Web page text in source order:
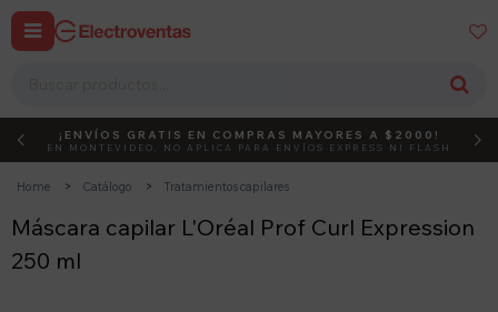
 
DEBUT ACTIVÁ EL CÓDIGO
¡ENVÍOS GRATIS EN COMPRAS MAYORES A $2000!
EN MONTEVIDEO, NO APLICA PARA ENVÍOS EXPRESS NI FLASH
Home Catálogo Tratamientos capilares
Máscara capilar L'Oréal Prof Curl Expression
250 ml